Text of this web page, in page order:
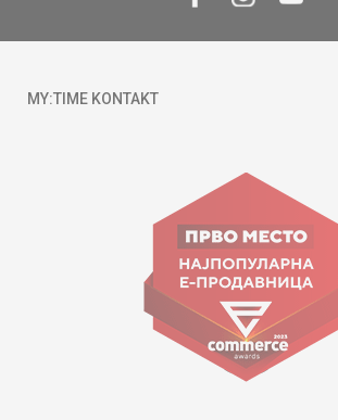
MY:TIME KONTAKT
Goce Nikolovski 74 Shkup
contact@mytime.mk
Orari i punës:
09:00 - 17:00